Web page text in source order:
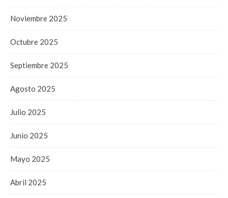
Noviembre 2025
Octubre 2025
Septiembre 2025
Agosto 2025
Julio 2025
Junio 2025
Mayo 2025
Abril 2025